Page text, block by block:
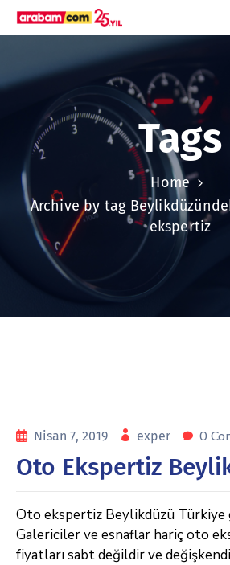
Tags
Home
Archive by tag
ekspertiz
Nisan 7, 2019 exper 0
Oto Ekspertiz
Oto ekspertiz Beylikdüzü Türkiye
Galericiler ve esnaflar hariç oto
fiyatları sabt değildir ve